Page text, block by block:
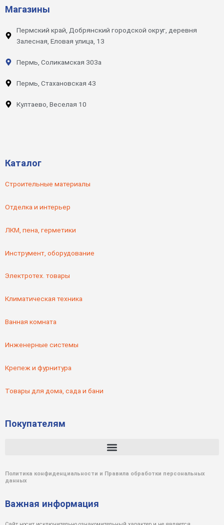
Магазины
Пермский край, Добрянский городской округ, деревня
Залесная, Еловая улица, 13
Пермь, Соликамская 303а
Пермь, Стахановская 43
Култаево, Веселая 10
Каталог
Строительные материалы
Отделка и интерьер
ЛКМ, пена, герметики
Инструмент, оборудование
Электротех. товары
Климатическая техника
Ванная комната
Инженерные системы
Крепеж и фурнитура
Товары для дома, сада и бани
Покупателям
Политика конфиденциальности и Правила обработки персональных
данных
Важная информация